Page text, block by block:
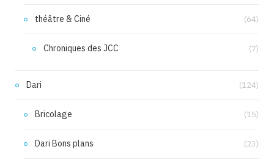
théâtre & Ciné (64)
Chroniques des JCC (7)
Dari (124)
Bricolage (15)
Dari Bons plans (23)